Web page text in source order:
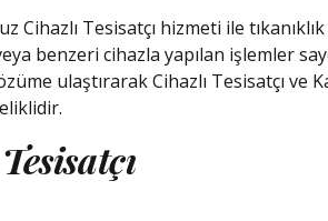
Cihazlı Tesisatçı hizmeti ile
benzeri cihazla yapılan işlemler
ulaştırarak Cihazlı Tesisatçı ve